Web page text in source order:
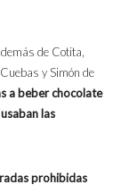
de Cotita,
y Simón de
a beber chocolate
las
prohibidas